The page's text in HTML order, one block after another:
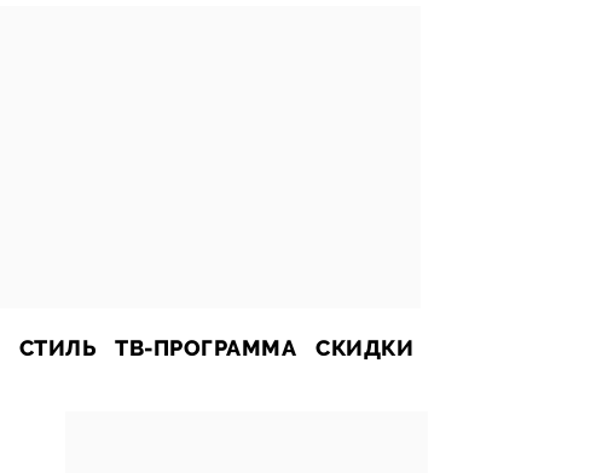
СТИЛЬ ТВ-ПРОГРАММА СКИДКИ